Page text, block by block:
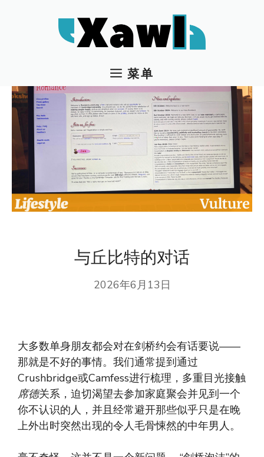
菜单
与丘比特的对话
2026年6月13日
大多数单身朋友都会对在剑桥约会有话要说——
那就是不好的事情。我们通常提到通过
Crushbridge或Camfess进行梳理，多重目光接触
席德关系，迫切渴望去参加家庭聚会并见到一个
你不认识的人，并且经常避开那些似乎只是在晚
上外出时突然出现的令人毛骨悚然的中年男人。